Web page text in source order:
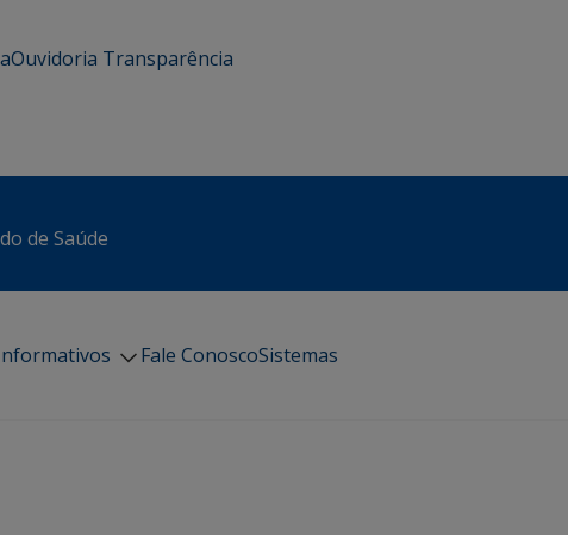
Ouvidoria Transparência
de Saúde
Fale ConoscoSistemas